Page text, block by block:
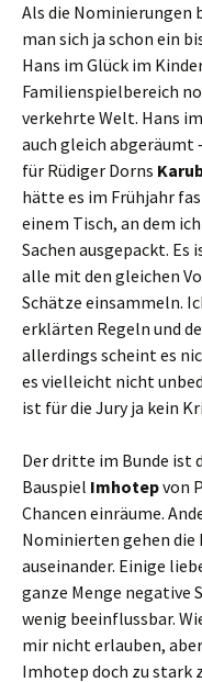
Als die Nominierungen
man sich ja schon ein
Hans im Glück im
Familienspielbereich
verkehrte Welt. Hans
auch gleich abgeräumt
für Rüdiger Dorns
hätte es im Frühjahr
einem Tisch, an dem
Sachen ausgepackt.
alle mit den gleichen
Schätze einsammeln.
erklärten Regeln und
allerdings scheint es
es vielleicht nicht
ist für die Jury ja kein
Der dritte im Bunde ist
Bauspiel Imhotepvon
Chancen einräume.
Nominierten gehen die
auseinander. Einige
ganze Menge negative
wenig beeinflussbar.
mir nicht erlauben,
Imhotep doch zu stark